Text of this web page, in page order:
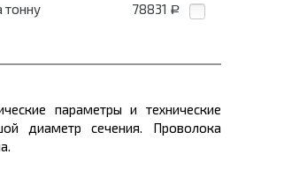
тонну 78831 Р
параметры и технические
диаметр сечения. Проволока